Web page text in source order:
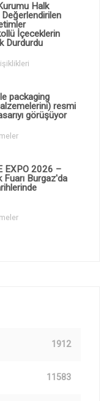
Halk
Değerlendirilen
İçeceklerin
Durdurdu
packaging
resmi
görüşüyor
EXPO 2026 –
Fuarı Burgaz'da
1912
11583